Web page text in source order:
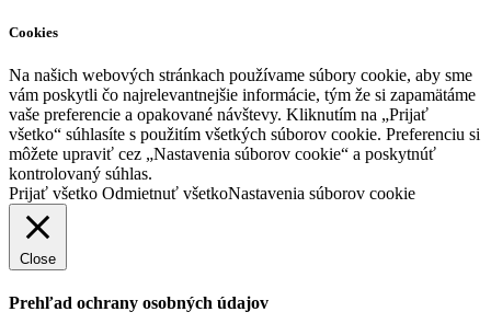
Cookies
Na našich webových stránkach používame súbory cookie, aby sme
vám poskytli čo najrelevantnejšie informácie, tým že si zapamätáme
vaše preferencie a opakované návštevy. Kliknutím na „Prijať
všetko“ súhlasíte s použitím všetkých súborov cookie. Preferenciu si
môžete upraviť cez „Nastavenia súborov cookie“ a poskytnúť
kontrolovaný súhlas.
Prijať všetko Odmietnuť všetkoNastavenia súborov cookie
Close
Prehľad ochrany osobných údajov